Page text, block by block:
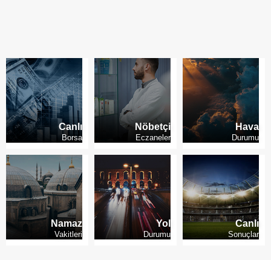
Canlı
Borsa
Nöbetçi
Eczaneler
Hava
Durumu
Namaz
Vakitleri
Yol
Durumu
Canlı
Sonuçlar